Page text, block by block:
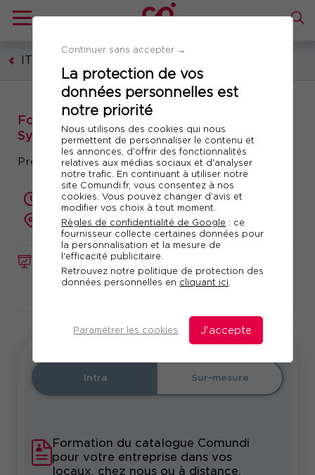
Continuer sans accepter →
La protection de vos
données personnelles est
notre priorité
Nous utilisons des cookies qui nous
permettent de personnaliser le contenu et
les annonces, d'offrir des fonctionnalités
relatives aux médias sociaux et d'analyser
notre trafic. En continuant à utiliser notre
site Comundi.fr, vous consentez à nos
cookies. Vous pouvez changer d’avis et
modifier vos choix à tout moment.
Règles de confidentialité de Google : ce
fournisseur collecte certaines données pour
la personnalisation et la mesure de
l'efficacité publicitaire.
Retrouvez notre politique de protection des
données personnelles en cliquant ici.
Paramétrer les cookies J'accepte
IT - Technologies numériques
FORMATION Réf. 12941
Télécharger le programme
Formation : CISA®, Certified Information
Systems Auditor®
Préparation à la certification
5 jours (35 heures)
présentiel ou à distance
Intra Sur-mesure
Formation du catalogue Comundi
pour votre entreprise dans vos
locaux, chez nous ou à distance.